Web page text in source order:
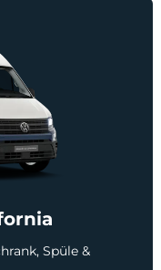
Spüle &